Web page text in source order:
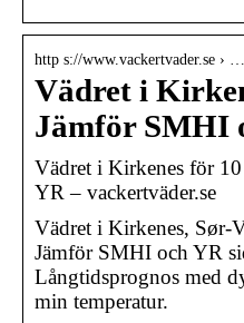
http s://www.vackertvader.se ›
Vädret i
Jämför SMHI
Vädret i Kirkenes för
YR – vackertväder.se
Vädret i Kirkenes, Sør-
Jämför SMHI och YR
Långtidsprognos med
min temperatur.